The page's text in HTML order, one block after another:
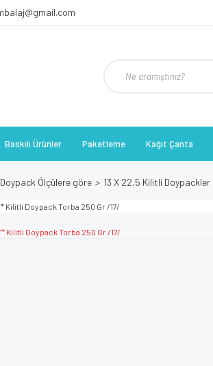
Baskılı Ürünler Paketleme Kağıt Çanta
Doypack Ölçülere göre 13 X 22,5 Kilitli Doypackler